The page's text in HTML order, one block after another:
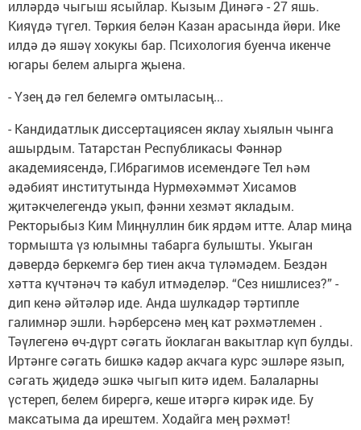
илләрдә чыгыш ясыйлар. Кызым Динәгә - 27 яшь.
Кияүдә түгел. Төркия белән Казан арасында йөри. Ике
илдә дә яшәү хокукы бар. Психология буенча икенче
югары белем алырга җыена.
- Үзең дә гел белемгә омтыласың...
- Кандидатлык диссертациясен яклау хыялын чынга
ашырдым. Татарстан Республикасы Фәннәр
академиясендә, Г.Ибрагимов исемендәге Тел һәм
әдәбият институтында Нурмөхәммәт Хисамов
җитәкчелегендә укып, фәнни хезмәт якладым.
Ректорыбыз Ким Миңнуллин бик ярдәм итте. Алар миңа
тормышта үз юлымны табарга булышты. Укыган
дәвердә беркемгә бер тиен акча түләмәдем. Бездән
хәтта күчтәнәч тә кабул итмәделәр. “Сез нишлисез?” -
дип кенә әйтәләр иде. Анда шулкадәр тәртипле
галимнәр эшли. Һәрберсенә мең кат рәхмәтлемен .
Тәүлегенә өч-дүрт сәгать йоклаган вакытлар күп булды.
Иртәнге сәгать бишкә кадәр акчага курс эшләре язып,
сәгать җидедә эшкә чыгып китә идем. Балаларны
үстереп, белем бирергә, кеше итәргә кирәк иде. Бу
максатыма да ирештем. Ходайга мең рәхмәт!